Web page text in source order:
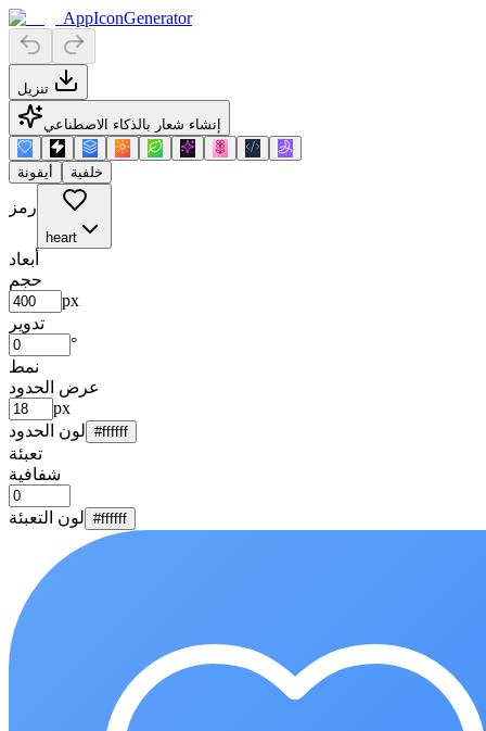
AppIconGenerator
تنزيل
إنشاء شعار بالذكاء الاصطناعي
أيقونة خلفية
رمز
heart
أبعاد
حجم
px
تدوير
°
نمط
عرض الحدود
px
لون الحدود #ffffff
تعبئة
شفافية
لون التعبئة #ffffff